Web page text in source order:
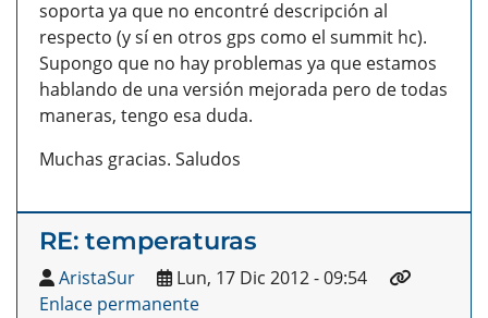
soporta ya que no encontré descripción al
respecto (y sí en otros gps como el summit hc).
Supongo que no hay problemas ya que estamos
hablando de una versión mejorada pero de todas
maneras, tengo esa duda.
Muchas gracias. Saludos
RE: temperaturas
AristaSur
Lun, 17 Dic 2012 - 09:54
Enlace permanente